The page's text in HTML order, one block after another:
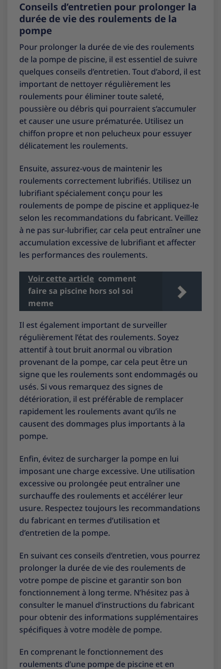
Conseils d’entretien pour prolonger la
durée de vie des roulements de la
pompe
Pour prolonger la durée de vie des roulements
de la pompe de piscine, il est essentiel de suivre
quelques conseils d’entretien. Tout d’abord, il est
important de nettoyer régulièrement les
roulements pour éliminer toute saleté,
poussière ou débris qui pourraient s’accumuler
et causer une usure prématurée. Utilisez un
chiffon propre et non pelucheux pour essuyer
délicatement les roulements.
Ensuite, assurez-vous de maintenir les
roulements correctement lubrifiés. Utilisez un
lubrifiant spécialement conçu pour les
roulements de pompe de piscine et appliquez-le
selon les recommandations du fabricant. Veillez
à ne pas sur-lubrifier, car cela peut entraîner une
accumulation excessive de lubrifiant et affecter
les performances des roulements.
Voir cette article comment
faire sa piscine hors sol soi
meme
Il est également important de surveiller
régulièrement l’état des roulements. Soyez
attentif à tout bruit anormal ou vibration
provenant de la pompe, car cela peut être un
signe que les roulements sont endommagés ou
usés. Si vous remarquez des signes de
détérioration, il est préférable de remplacer
rapidement les roulements avant qu’ils ne
causent des dommages plus importants à la
pompe.
Enfin, évitez de surcharger la pompe en lui
imposant une charge excessive. Une utilisation
excessive ou prolongée peut entraîner une
surchauffe des roulements et accélérer leur
usure. Respectez toujours les recommandations
du fabricant en termes d’utilisation et
d’entretien de la pompe.
En suivant ces conseils d’entretien, vous pourrez
prolonger la durée de vie des roulements de
votre pompe de piscine et garantir son bon
fonctionnement à long terme. N’hésitez pas à
consulter le manuel d’instructions du fabricant
pour obtenir des informations supplémentaires
spécifiques à votre modèle de pompe.
En comprenant le fonctionnement des
roulements d’une pompe de piscine et en